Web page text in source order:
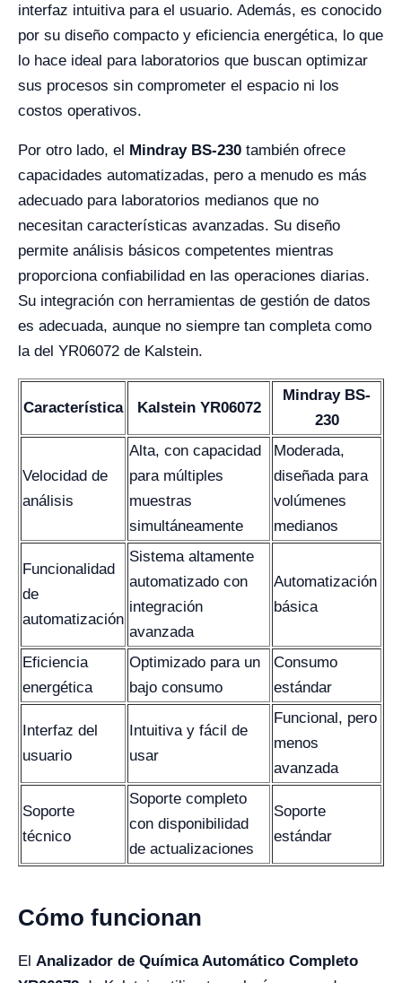
interfaz intuitiva para el usuario. Además, es conocido
por su diseño compacto y eficiencia energética, lo que
lo hace ideal para laboratorios que buscan optimizar
sus procesos sin comprometer el espacio ni los
costos operativos.
Por otro lado, el Mindray BS-230 también ofrece
capacidades automatizadas, pero a menudo es más
adecuado para laboratorios medianos que no
necesitan características avanzadas. Su diseño
permite análisis básicos competentes mientras
proporciona confiabilidad en las operaciones diarias.
Su integración con herramientas de gestión de datos
es adecuada, aunque no siempre tan completa como
la del YR06072 de Kalstein.
Característica Kalstein YR06072
Mindray BS-
230
Velocidad de
análisis
Alta, con capacidad
para múltiples
muestras
simultáneamente
Moderada,
diseñada para
volúmenes
medianos
Funcionalidad
de
automatización
Sistema altamente
automatizado con
integración
avanzada
Automatización
básica
Eficiencia
energética
Optimizado para un
bajo consumo
Consumo
estándar
Interfaz del
usuario
Intuitiva y fácil de
usar
Funcional, pero
menos
avanzada
Soporte
técnico
Soporte completo
con disponibilidad
de actualizaciones
Soporte
estándar
Cómo funcionan
El Analizador de Química Automático Completo